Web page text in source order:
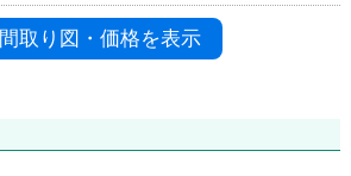
間取り図・価格を表示